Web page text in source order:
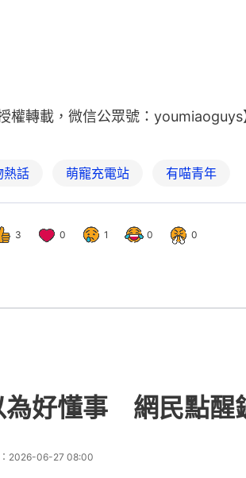
權轉載，微信公眾號：youmiaoguys
熱話 萌寵充電站 有喵青年
3 0 1 0 0
為好懂事 網民點醒
2026-06-27 08:00